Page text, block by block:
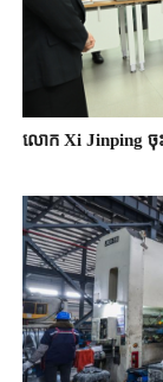
លោក Xi Jinping ចុះ